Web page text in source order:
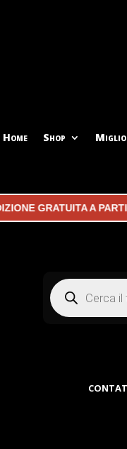
Home Shop
GRATUITA A PARTIRE
Products
search